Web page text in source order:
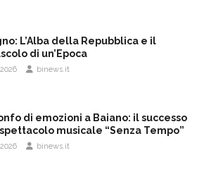
L’Alba della Repubblica e il
di un’Epoca
binews.it
di emozioni a Baiano: il successo
musicale “Senza Tempo”
binews.it